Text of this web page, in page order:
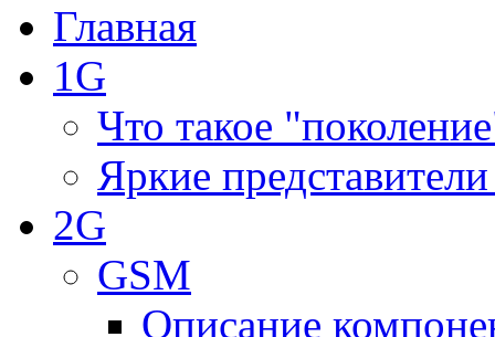
Главная
1G
Что такое
Яркие
2G
GSM
Описание